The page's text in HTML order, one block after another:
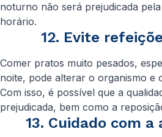
noturno não será prejudicada
horário.
12. Evite
Comer pratos muito pesados,
noite, pode alterar o organismo e
Com isso, é possível que a
prejudicada, bem como a
13. Cuidado com